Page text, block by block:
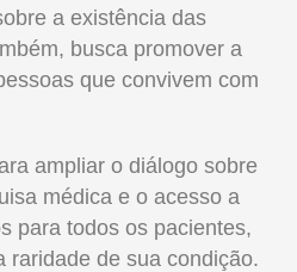
a existência das
busca promover a
que convivem com
ampliar o diálogo sobre
médica e o acesso a
para todos os pacientes,
raridade de sua condição.